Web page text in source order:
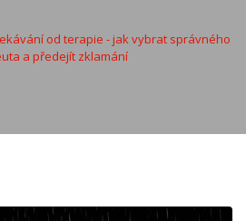
od terapie - jak vybrat správného
a předejít zklamání